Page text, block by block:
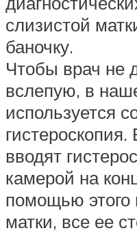
слизистой
баночку.
Чтобы врач не
вслепую, в
используется
вводят
камерой на
помощью этого
матки, все ее